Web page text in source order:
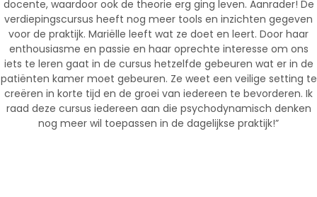
docente, waardoor ook de theorie erg ging leven. Aanrader! De
verdiepingscursus heeft nog meer tools en inzichten gegeven
voor de praktijk. Mariëlle leeft wat ze doet en leert. Door haar
enthousiasme en passie en haar oprechte interesse om ons
iets te leren gaat in de cursus hetzelfde gebeuren wat er in de
patiënten kamer moet gebeuren. Ze weet een veilige setting te
creëren in korte tijd en de groei van iedereen te bevorderen. Ik
raad deze cursus iedereen aan die psychodynamisch denken
nog meer wil toepassen in de dagelijkse praktijk!”